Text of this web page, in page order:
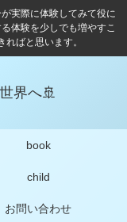
実際に体験してみて役に
体験を少しでも増やすこ
ばと思います。
界へ🚢
book
child
お問い合わせ